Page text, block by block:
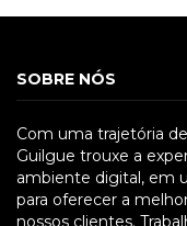
SOBRE NÓS
Com uma trajetória
Guilgue trouxe a
ambiente digital, em
para oferecer a
nossos clientes.